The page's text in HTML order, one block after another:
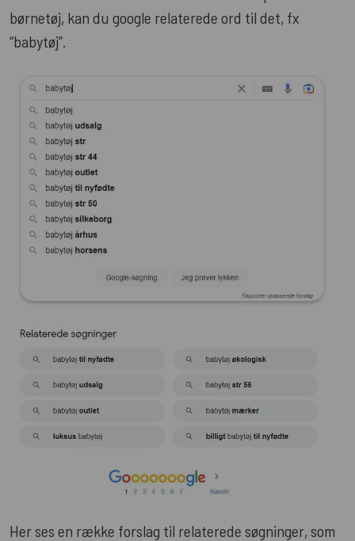
børnetøj, kan du google relaterede ord til det, fx
“babytøj”.
Her ses en række forslag til relaterede søgninger, som